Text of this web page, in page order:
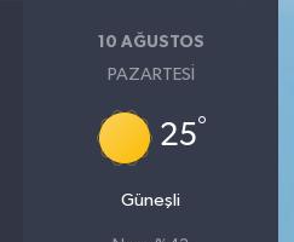
10 AĞUSTOS
PAZARTESI
25°
Güneşli